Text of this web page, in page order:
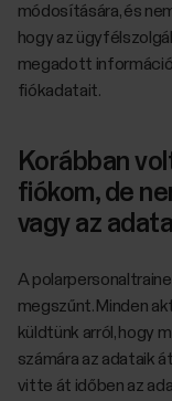
módosítására, és
hogy az
megadott információ
fiókadatait.
Korábban
fiókom, de
vagy az
A
megszűnt. Minden
küldtünk arról, hogy
számára az adataik
vitte át időben az